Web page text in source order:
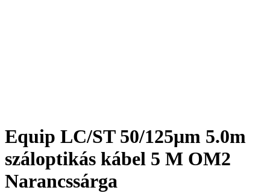
Equip LC/ST 50/125μm 5.0m
száloptikás kábel 5 M OM2
Narancssárga